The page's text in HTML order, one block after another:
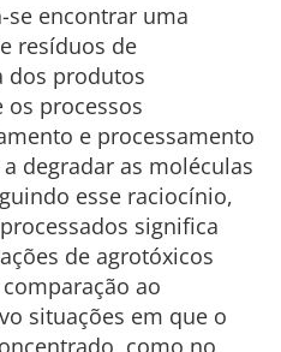
se encontrar uma
resíduos de
dos produtos
os processos
e processamento
degradar as moléculas
esse raciocínio,
significa
de agrotóxicos
ao
situações em que o
como no